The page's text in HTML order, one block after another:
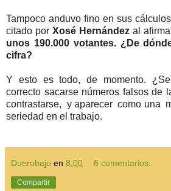
Tampoco anduvo fino en sus
citado por Xosé Hernández al
unos 190.000 votantes. ¿De
cifra?
Y esto es todo, de momento.
correcto sacarse números falsos de
contrastarse, y aparecer como una
seriedad en el trabajo.
Duerobajo en 8:00 6 comentarios:
Compartir